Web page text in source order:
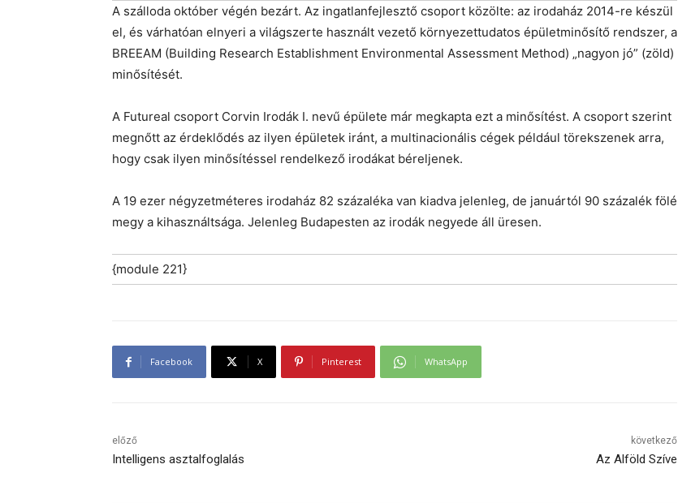
A szálloda október végén bezárt. Az ingatlanfejlesztő csoport közölte: az irodaház 2014-re készül
el, és várhatóan elnyeri a világszerte használt vezető környezettudatos épületminősítő rendszer, a
BREEAM (Building Research Establishment Environmental Assessment Method) „nagyon jó” (zöld)
minősítését.
A Futureal csoport Corvin Irodák I. nevű épülete már megkapta ezt a minősítést. A csoport szerint
megnőtt az érdeklődés az ilyen épületek iránt, a multinacionális cégek például törekszenek arra,
hogy csak ilyen minősítéssel rendelkező irodákat béreljenek.
A 19 ezer négyzetméteres irodaház 82 százaléka van kiadva jelenleg, de januártól 90 százalék fölé
megy a kihasználtsága. Jelenleg Budapesten az irodák negyede áll üresen.
{module 221}
Facebook X Pinterest WhatsApp
előző
Intelligens asztalfoglalás
következő
Az Alföld Szíve